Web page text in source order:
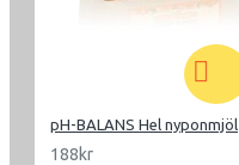
pH-BALANS Hel nyponmjöl
188kr